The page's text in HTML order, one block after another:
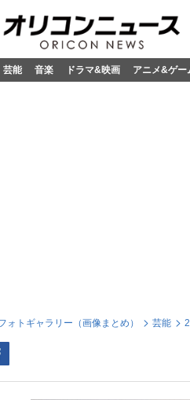
芸能 音楽 ドラマ&映画 アニメ&ゲー
ォトギャラリー（画像まとめ） 芸能